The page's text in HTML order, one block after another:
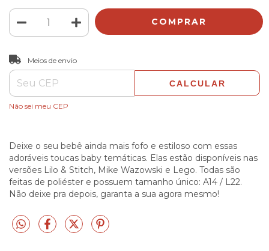
Entregas para o CEP:
Meios de envio
CALCULAR
Não sei meu CEP
Deixe o seu bebê ainda mais fofo e estiloso com essas
adoráveis toucas baby temáticas. Elas estão disponíveis nas
versões Lilo & Stitch, Mike Wazowski e Lego. Todas são
feitas de poliéster e possuem tamanho único: A14 / L22.
Não deixe pra depois, garanta a sua agora mesmo!